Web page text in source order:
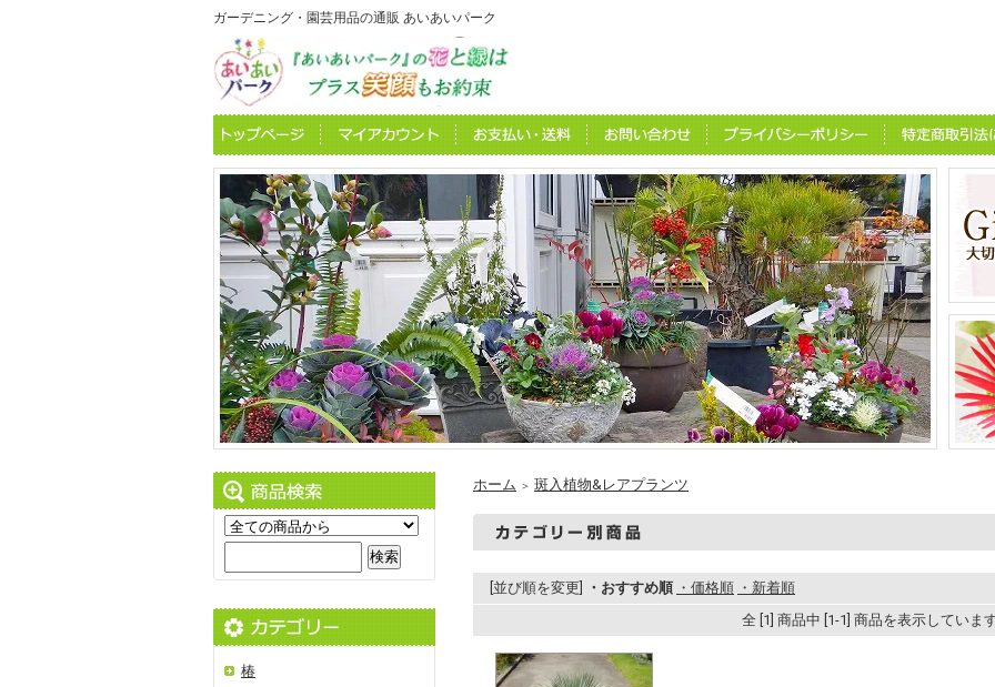
ガーデニング・園芸用品の通販 あいあいパーク
椿
ホーム ＞ 斑入植物&レアプランツ
[並び順を変更] ・おすすめ順 ・価格順 ・新着順
全 [1] 商品中 [1-1] 商品を表示しています